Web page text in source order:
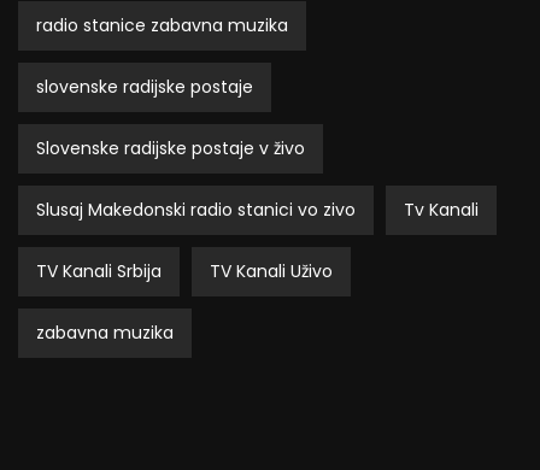
radio stanice zabavna muzika
slovenske radijske postaje
Slovenske radijske postaje v živo
Slusaj Makedonski radio stanici vo zivo Tv Kanali
TV Kanali Srbija TV Kanali Uživo
zabavna muzika